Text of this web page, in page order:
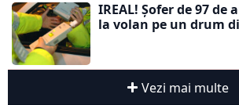
IREAL! Șofer de 97 de
la volan pe un drum
Vezi mai multe